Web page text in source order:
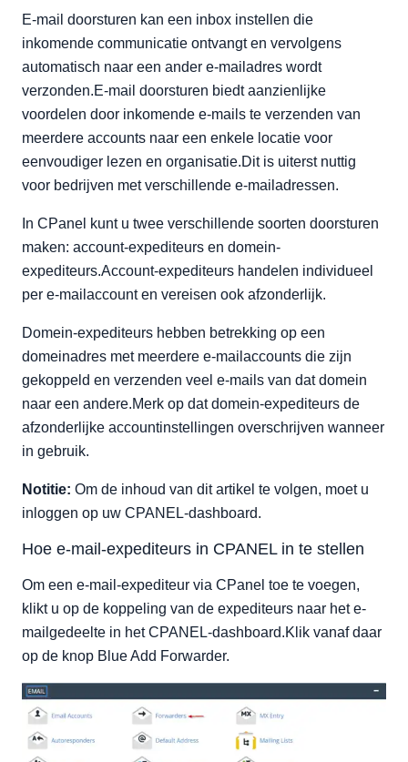
Hoe stel ik een domein-expediteur in via CPANEL
E-mail doorsturen kan een inbox instellen die
inkomende communicatie ontvangt en vervolgens
automatisch naar een ander e-mailadres wordt
verzonden.E-mail doorsturen biedt aanzienlijke
voordelen door inkomende e-mails te verzenden van
meerdere accounts naar een enkele locatie voor
eenvoudiger lezen en organisatie.Dit is uiterst nuttig
voor bedrijven met verschillende e-mailadressen.
In CPanel kunt u twee verschillende soorten doorsturen
maken: account-expediteurs en domein-
expediteurs.Account-expediteurs handelen individueel
per e-mailaccount en vereisen ook afzonderlijk.
Domein-expediteurs hebben betrekking op een
domeinadres met meerdere e-mailaccounts die zijn
gekoppeld en verzenden veel e-mails van dat domein
naar een andere.Merk op dat domein-expediteurs de
afzonderlijke accountinstellingen overschrijven wanneer
in gebruik.
Notitie: Om de inhoud van dit artikel te volgen, moet u
inloggen op uw CPANEL-dashboard.
Hoe e-mail-expediteurs in CPANEL in te stellen
Om een e-mail-expediteur via CPanel toe te voegen,
klikt u op de koppeling van de expediteurs naar het e-
mailgedeelte in het CPANEL-dashboard.Klik vanaf daar
op de knop Blue Add Forwarder.